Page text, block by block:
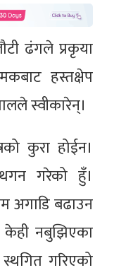
ढंगले प्रकृया
हस्तक्षेप
स्वीकारेन्।
कुरा होईन।
गरेको हुँ।
अगाडि बढाउन
नबुझिएका
गरिएको